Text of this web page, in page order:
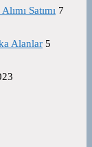
Satımı 7
Alanlar 5